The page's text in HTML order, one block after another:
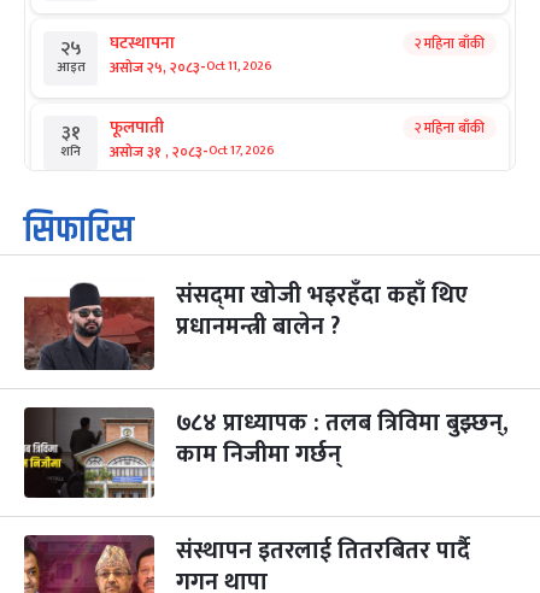
२५
आइत
घटस्थापना
असोज २५, २०८३-Oct 11, 2026
२ महिना बाँकी
३१
शनि
फूलपाती
असोज ३१ , २०८३-Oct 17, 2026
२ महिना बाँकी
१
आइत
कार्तिक सङ्क्रान्ति
कार्तिक १, २०८३
३
मंगल
महानवमी
कार्तिक ३, २०८३-Oct 20, 2026
२ महिना बाँकी
४
बुध कार्तिक ४, २०८३
५
बिहि
पापा‌ङ्कुशा एकादशी व्रत
कार्तिक ५, २०८३
२२
आइत
कुकुर तिहार
कार्तिक २२, २०८३-Nov 8, 2026
३ महिना बाँकी
सिफारिस
संसद्‌मा खोजी भइरहँदा कहाँ थिए
प्रधानमन्त्री बालेन ?
७८४ प्राध्यापक : तलब त्रिविमा बुझ्छन्,
काम निजीमा गर्छन्
संस्थापन इतरलाई तितरबितर पार्दै
गगन थापा